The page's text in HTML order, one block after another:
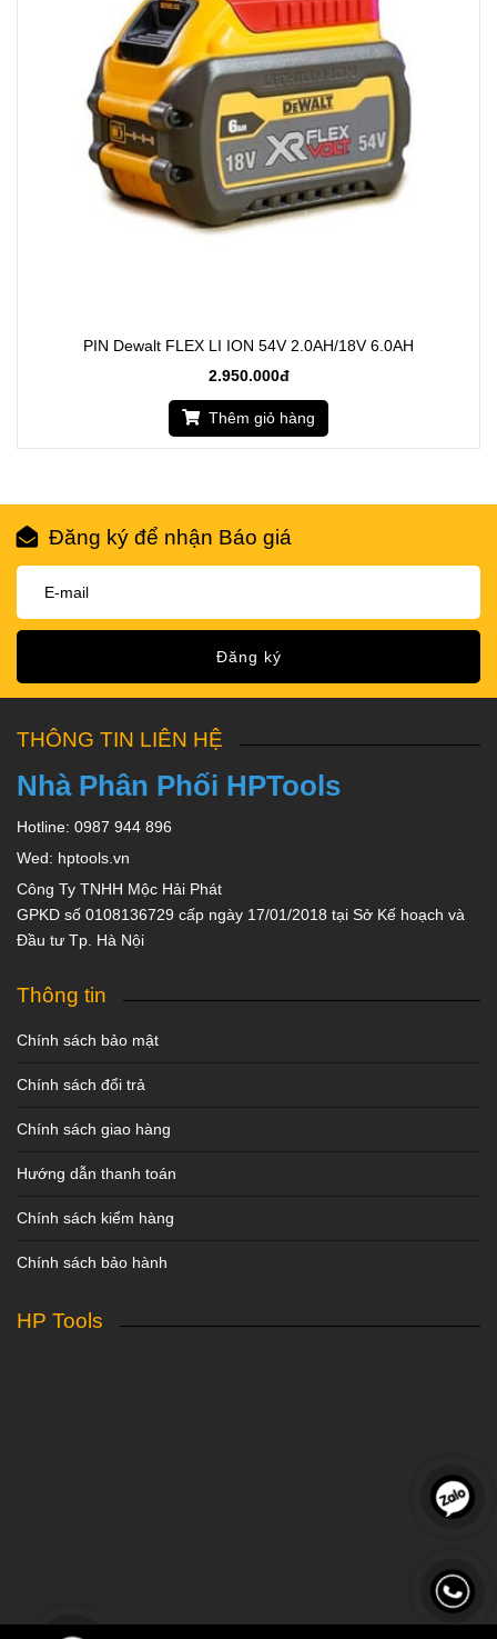
PIN Dewalt FLEX LI ION 54V 2.0AH/18V 6.0AH
2.950.000đ
Thêm giỏ hàng
Đăng ký để nhận Báo giá
Đăng ký
THÔNG TIN LIÊN HỆ
Nhà Phân Phối HPTools
Hotline: 0987 944 896
Wed: hptools.vn
Công Ty TNHH Mộc Hải Phát
GPKD số 0108136729 cấp ngày 17/01/2018 tại Sở Kế hoạch và
Đầu tư Tp. Hà Nội
Thông tin
Chính sách bảo mật
Chính sách đổi trả
Chính sách giao hàng
Hướng dẫn thanh toán
Chính sách kiểm hàng
Chính sách bảo hành
HP Tools